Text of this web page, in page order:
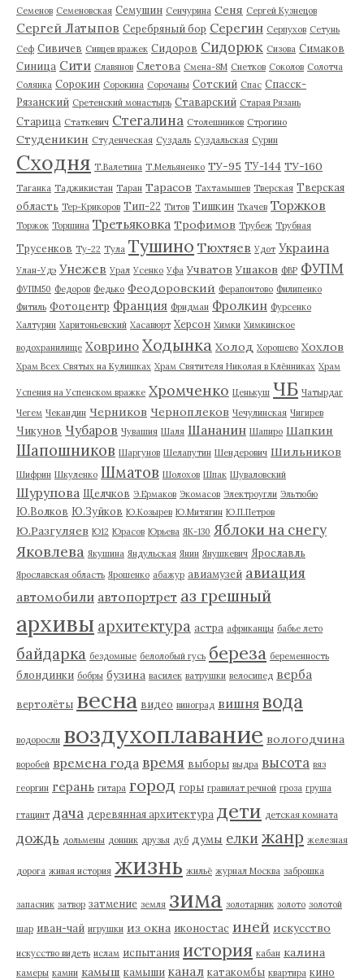
Семенов Семеновская Семушин Сенчурина Сеня Сергей Кузнецов
Сергей Латыпов Серебряный бор Серегин Серпухов Сетунь
Сеф Сивичев Сивцев вражек Сидоров Сидорюк Сизова Симаков
Синица Сити Славянов Слетова Смена-8М Снетков Соколов Солотча
Солянка Сорокин Сорокина Сорочаны Сотский Спас Спасск-
Рязанский Сретенский монастырь Ставарский Старая Рязань
Старица Статкевич Стегалина Столешников Строгино
Студеникин Студенческая Суздаль Суздальская Сурин
Сходня Т.Валетина Т.Мельяненко ТУ-95 ТУ-144 ТУ-160
Таганка Таджикистан Таран Тарасов Тахтамышев Тверская Тверская
область Тер-Крикоров Тип-22 Титов Тишкин Ткачев Торжков
Торжок Торшина Третьяковка Трофимов Трубеж Трубная
Трусенков Ту-22 Тула Тушино Тюхтяев Удот Украина
Улан-Удэ Унежев Урал Усенко Уфа Учватов Ушаков ФВР ФУПМ
ФУПМ50 Федоров Федько Феодоровский Ферапонтово Филипенко
Фитиль Фотоцентр Франция Фридман Фролкин Фурсенко
Халтурин Харитоньевский Хасавюрт Херсон Химки Химкинское
водохранилище Ховрино Ходынка Холод Хорошево Хохлов
Храм Всех Святых на Кулишках Храм Святителя Николая в Клённиках Храм
Успения на Успенском вражке Хромченко Ценькуш ЧБ Чатырдаг
Чегем Чекандин Черников Черноплеков Чечулинская Чигирев
Чикунов Чубаров Чувашия Шаля Шананин Шапиро Шапкин
Шапошников Шаргунов Шелапутин Шендерович Шильников
Шифрин Шкуленко Шматов Шолохов Шпак Шуваловский
Шурупова Щелчков Э.Ермаков Экомасов Электроугли Эльтюбю
Ю.Волков Ю.Зуйков Ю.Козырев Ю.Митягин Ю.П.Петров
Ю.Разгуляев Ю12 Юрасов Юрьева ЯК-130 Яблоки на снегу
Яковлева Якушина Яндульская Янин Янушкевич Ярославль
Ярославская область Ярошенко абажур авиамузей авиация
автомобили автопортрет аз грешный
архивы архитектура астра африканцы бабье лето
байдарка бездомные белолобый гусь береза беременность
блондинки бобры бузина василек ватрушки велосипед верба
вертолёты весна видео виноград вишня вода
водоросли воздухоплавание вологодчина
воробей времена года время выборы выдра высота вяз
георгин герань гитара город горы гравилат речной гроза груша
гтацинт дача деревянная архитектура дети детская комната
дождь дольмены донник друзья дуб думы елки жанр железная
дорога живая история жизнь жильё журнал Москва заброшка
запасник затвор затмение земля зима золотарник золото золотой
шар иван-чай игрушки из окна иконостас иней искусство
искусство видеть ислам испытания история кабан калина
камеры камни камыш камыши канал катакомбы квартира кино